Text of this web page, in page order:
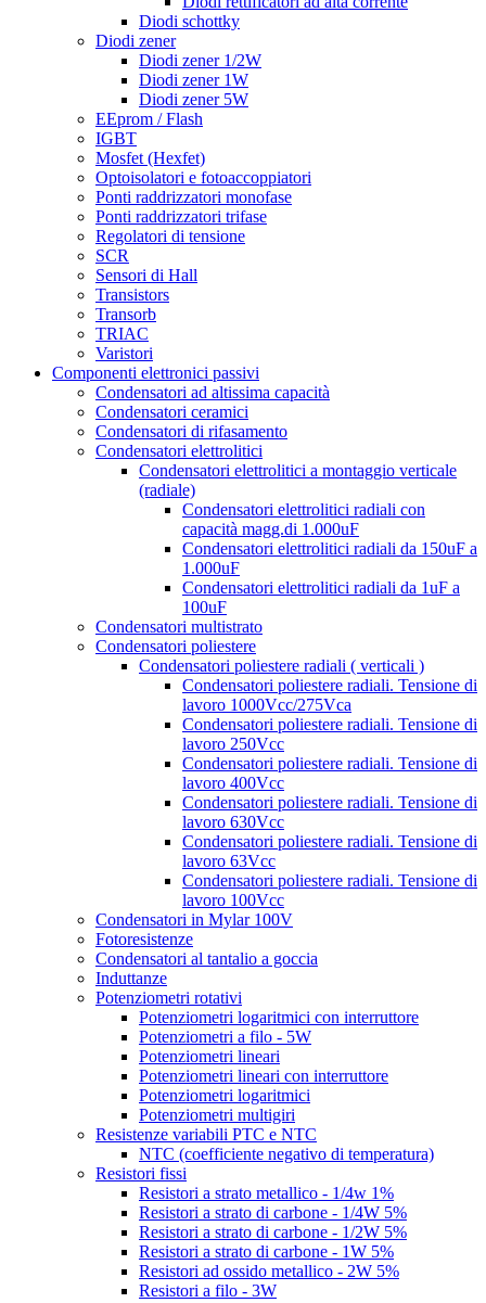
Diodi schottky
Diodi zener
Diodi zener 1/2W
Diodi zener 1W
Diodi zener 5W
EEprom / Flash
IGBT
Mosfet (Hexfet)
Optoisolatori e fotoaccoppiatori
Ponti raddrizzatori monofase
Ponti raddrizzatori trifase
Regolatori di tensione
SCR
Sensori di Hall
Transistors
Transorb
TRIAC
Varistori
Componenti elettronici passivi
Condensatori ad altissima capacità
Condensatori ceramici
Condensatori di rifasamento
Condensatori elettrolitici
Condensatori elettrolitici a montaggio verticale
(radiale)
Condensatori elettrolitici radiali con
capacità magg.di 1.000uF
Condensatori elettrolitici radiali da 150uF a
1.000uF
Condensatori elettrolitici radiali da 1uF a
100uF
Condensatori multistrato
Condensatori poliestere
Condensatori poliestere radiali ( verticali )
Condensatori poliestere radiali. Tensione di
lavoro 1000Vcc/275Vca
Condensatori poliestere radiali. Tensione di
lavoro 250Vcc
Condensatori poliestere radiali. Tensione di
lavoro 400Vcc
Condensatori poliestere radiali. Tensione di
lavoro 630Vcc
Condensatori poliestere radiali. Tensione di
lavoro 63Vcc
Condensatori poliestere radiali. Tensione di
lavoro 100Vcc
Condensatori in Mylar 100V
Fotoresistenze
Condensatori al tantalio a goccia
Induttanze
Potenziometri rotativi
Potenziometri logaritmici con interruttore
Potenziometri a filo - 5W
Potenziometri lineari
Potenziometri lineari con interruttore
Potenziometri logaritmici
Potenziometri multigiri
Resistenze variabili PTC e NTC
NTC (coefficiente negativo di temperatura)
Resistori fissi
Resistori a strato metallico - 1/4w 1%
Resistori a strato di carbone - 1/4W 5%
Resistori a strato di carbone - 1/2W 5%
Resistori a strato di carbone - 1W 5%
Resistori ad ossido metallico - 2W 5%
Resistori a filo - 3W